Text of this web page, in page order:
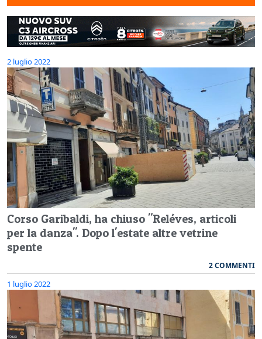
2 luglio 2022
Corso Garibaldi, ha chiuso "Reléves, articoli
per la danza". Dopo l'estate altre vetrine
spente
2 COMMENTI
1 luglio 2022